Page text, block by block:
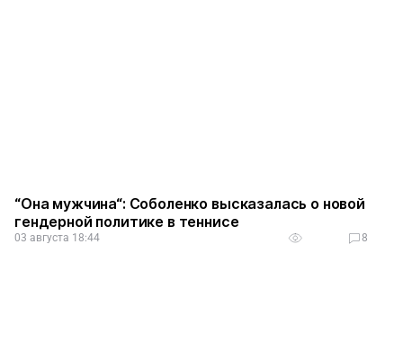
“Она мужчина“: Соболенко высказалась о новой
гендерной политике в теннисе
03 августа 18:44 8